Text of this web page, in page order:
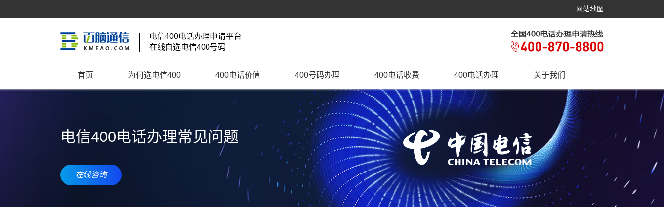
网站地图
电信400电话办理申请平台
在线自选电信400号码
首页 为何选电信400 400电话价值 400号码办理 400电话收费 400电话办理 关于我们
电信400电话办理常见问题
在线咨询